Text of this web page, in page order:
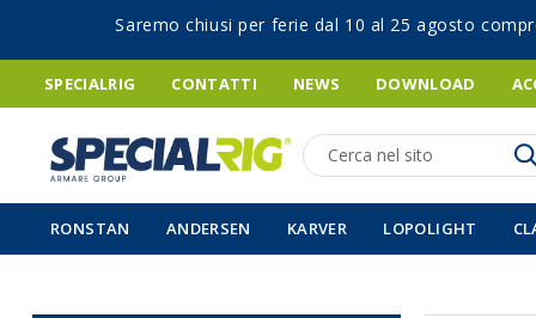
Saremo chiusi per ferie dal 10 al 25 agosto
SPECIALRIG CONTATTI NEWS DOWNLOAD
Ricerca
RONSTAN ANDERSEN KARVER LOPOLIGHT